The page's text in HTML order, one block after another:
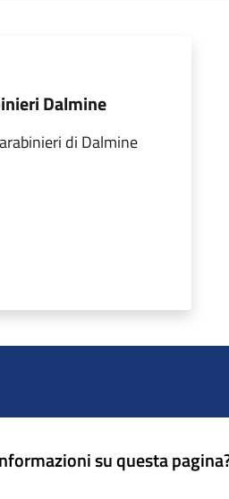
Dalmine
di Dalmine
su questa